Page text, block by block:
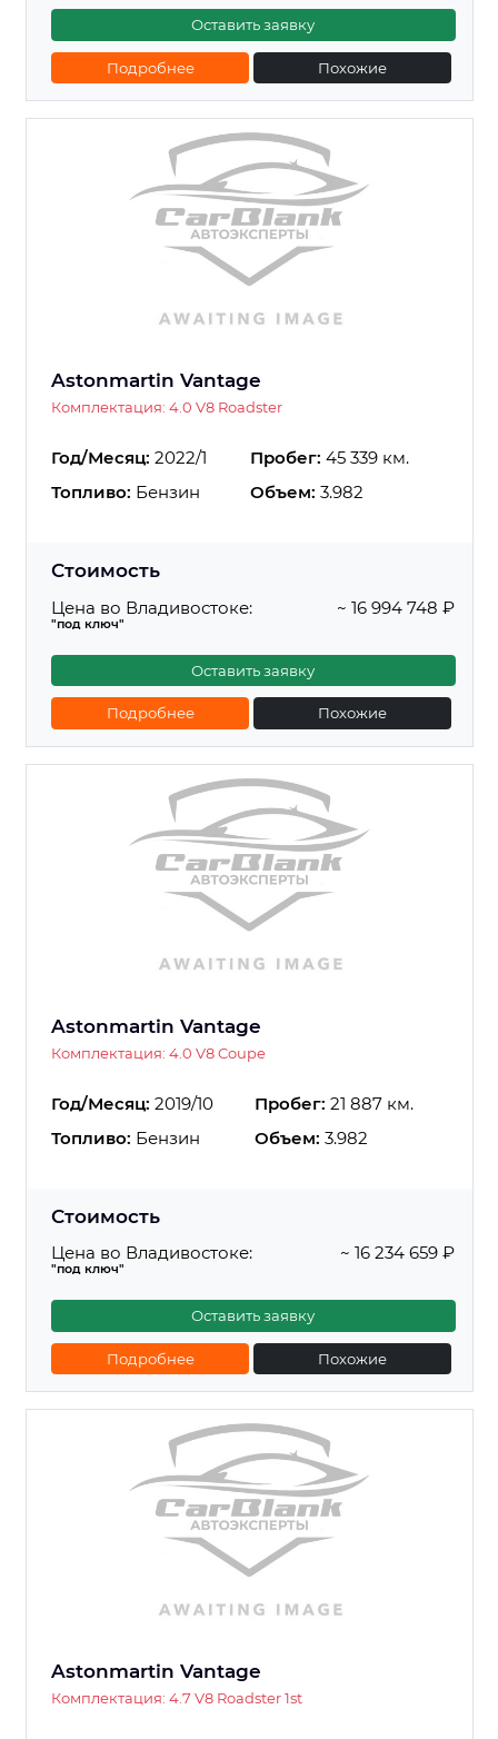
Оставить заявку
Подробнее Похожие
Astonmartin Vantage
Комплектация: 4.0 V8 Roadster
Год/Месяц: 2022/1 Пробег: 45 339 км.
Топливо: Бензин Объем: 3.982
Стоимость
Цена во Владивостоке:
"под ключ"
~ 16 994 748 ₽
Оставить заявку
Подробнее Похожие
Astonmartin Vantage
Комплектация: 4.0 V8 Coupe
Год/Месяц: 2019/10 Пробег: 21 887 км.
Топливо: Бензин Объем: 3.982
Стоимость
Цена во Владивостоке:
"под ключ"
~ 16 234 659 ₽
Оставить заявку
Подробнее Похожие
Astonmartin Vantage
Комплектация: 4.7 V8 Roadster 1st